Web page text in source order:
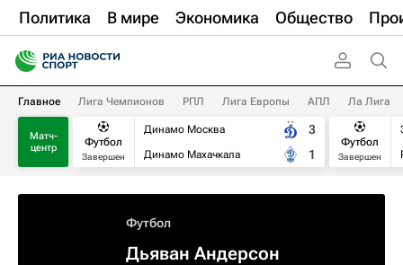
Политика В мире Экономика Общество
Главное Лига Чемпионов РПЛ Лига Европы АПЛ Ла Лига
Матч-
центр
Футбол
Завершен
Динамо Москва
Динамо Махачкала
3
1
Футбол
Завершен
Футбол
Дьяван Андерсон